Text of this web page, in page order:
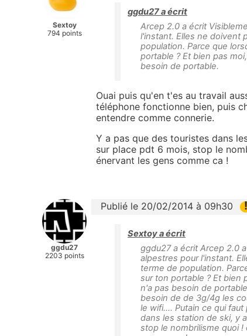
Sextoy
794 points
ggdu27 a écrit
Arcep 2.0 a écrit
l'instant. Elles ne doivent
population. Parce que
portable ? Et bien pas
besoin de portable.
Ouai puis qu'en t'es au travail
téléphone fonctionne bien, puis
entendre comme connerie.
Y a pas que des touristes dans
sur place pdt 6 mois, stop le
énervant les gens comme ca !
ggdu27
2203 points
Publié le 20/02/2014 à 09h30 !
Sextoy a écrit
ggdu27 a écrit Arcep 2.0
alpestres pour l'instant.
terme de population.
sur ton portable ? Et bien
n'a pas besoin de
besoin de de 3g/4g les
le wifi.... Putain ce qui
dans les station de ski, y
stop le nombrilisme quoi